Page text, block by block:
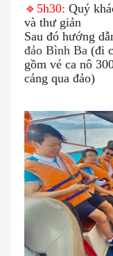
🔹5h30: Quý
và thư giản
Sau đó hướng
đảo Bình Ba (đi
gồm vé ca nô
cảng qua đảo)